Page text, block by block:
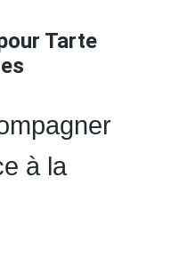
Tarte
à la